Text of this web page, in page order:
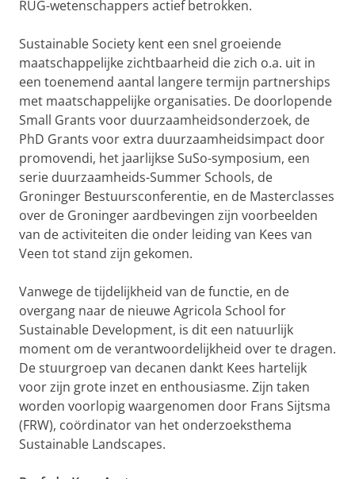
RUG-wetenschappers actief betrokken.
Sustainable Society kent een snel groeiende
maatschappelijke zichtbaarheid die zich o.a. uit in
een toenemend aantal langere termijn partnerships
met maatschappelijke organisaties. De doorlopende
Small Grants voor duurzaamheidsonderzoek, de
PhD Grants voor extra duurzaamheidsimpact door
promovendi, het jaarlijkse SuSo-symposium, een
serie duurzaamheids-Summer Schools, de
Groninger Bestuursconferentie, en de Masterclasses
over de Groninger aardbevingen zijn voorbeelden
van de activiteiten die onder leiding van Kees van
Veen tot stand zijn gekomen.
Vanwege de tijdelijkheid van de functie, en de
overgang naar de nieuwe Agricola School for
Sustainable Development, is dit een natuurlijk
moment om de verantwoordelijkheid over te dragen.
De stuurgroep van decanen dankt Kees hartelijk
voor zijn grote inzet en enthousiasme. Zijn taken
worden voorlopig waargenomen door Frans Sijtsma
(FRW), coördinator van het onderzoeksthema
Sustainable Landscapes.